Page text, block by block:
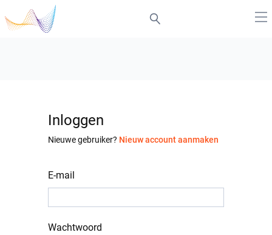
Inloggen
Nieuwe gebruiker? Nieuw account aanmaken
E-mail
Wachtwoord